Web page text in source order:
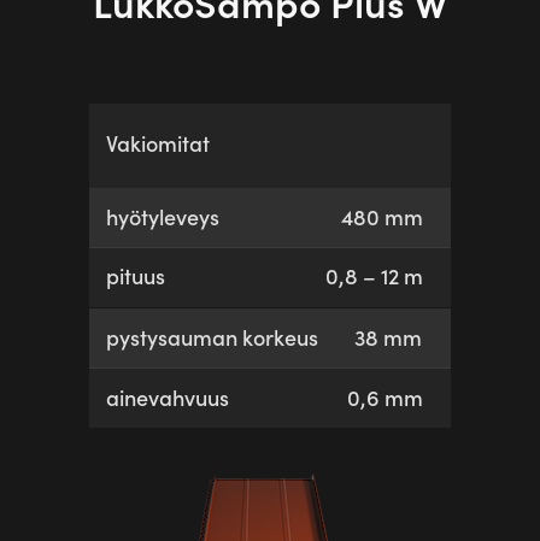
Vakiomitat
hyötyleveys
480 mm
pituus
0,8 – 12 m
pystysauman korkeus
38 mm
ainevahvuus
0,6 mm